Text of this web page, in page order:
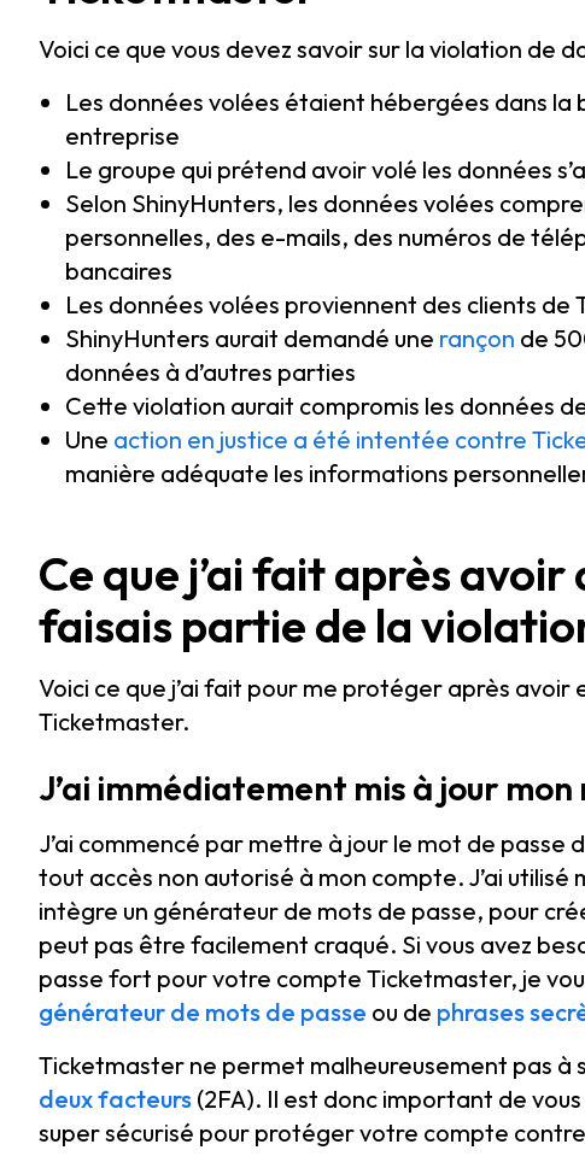
Voici ce que vous devez savoir sur la violation de
Les données volées étaient hébergées dans la
entreprise
Le groupe qui prétend avoir volé les données
Selon ShinyHunters, les données volées
personnelles, des e-mails, des numéros de
bancaires
Les données volées proviennent des clients
ShinyHunters aurait demandé une rançon de
données à d’autres parties
Cette violation aurait compromis les données
Une action en justice a été intentée contre
manière adéquate les informations
Ce que j’ai fait après
faisais partie de la
Voici ce que j’ai fait pour me protéger après
Ticketmaster.
J’ai immédiatement mis à jour mon
J’ai commencé par mettre à jour le mot de
tout accès non autorisé à mon compte. J’ai utilisé
intègre un générateur de mots de passe, pour
peut pas être facilement craqué. Si vous avez
passe fort pour votre compte Ticketmaster, je
générateur de mots de passe ou de phrases
Ticketmaster ne permet malheureusement pas à
deux facteurs (2FA). Il est donc important de
super sécurisé pour protéger votre compte